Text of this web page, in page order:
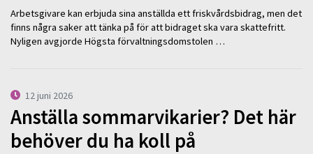
Arbetsgivare kan erbjuda sina anställda ett friskvårdsbidrag, men det
finns några saker att tänka på för att bidraget ska vara skattefritt.
Nyligen avgjorde Högsta förvaltningsdomstolen …
12 juni 2026
Anställa sommarvikarier? Det här
behöver du ha koll på